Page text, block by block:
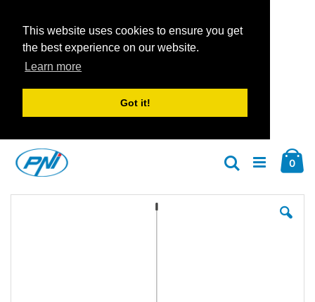
This website uses cookies to ensure you get
the best experience on our website.
Learn more
Got it!
Inhalt
springen
0
Suche